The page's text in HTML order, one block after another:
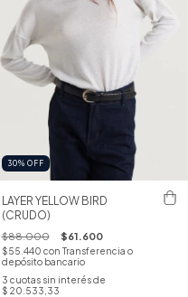
30% OFF
LAYER YELLOW BIRD
(CRUDO)
$88.000 $61.600
$55.440 con Transferencia o
depósito bancario
3 cuotas sin interés de
$ 20.533,33